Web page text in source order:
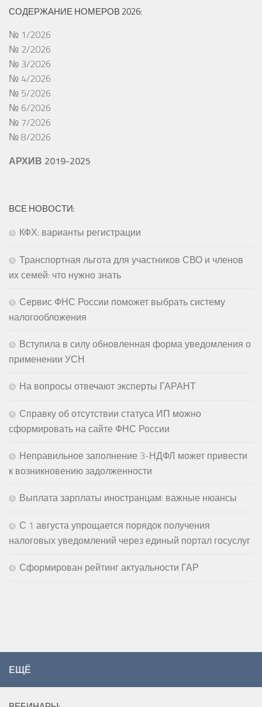
СОДЕРЖАНИЕ НОМЕРОВ 2026:
№ 1/2026
№ 2/2026
№ 3/2026
№ 4/2026
№ 5/2026
№ 6/2026
№ 7/2026
№ 8/2026
АРХИВ 2019-2025
ВСЕ НОВОСТИ:
КФХ: варианты регистрации
Транспортная льгота для участников СВО и членов
их семей: что нужно знать
Сервис ФНС России поможет выбрать систему
налогообложения
Вступила в силу обновленная форма уведомления о
применении УСН
На вопросы отвечают эксперты ГАРАНТ
Справку об отсутствии статуса ИП можно
сформировать на сайте ФНС России
Неправильное заполнение 3-НДФЛ может привести
к возникновению задолженности
Выплата зарплаты иностранцам: важные нюансы
С 1 августа упрощается порядок получения
налоговых уведомлений через единый портал госуслуг
Сформирован рейтинг актуальности ГАР
ЕЩЁ